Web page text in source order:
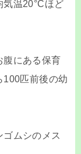
気温20°Cほど
腹にある保育
100匹前後の幼
ムシのメス